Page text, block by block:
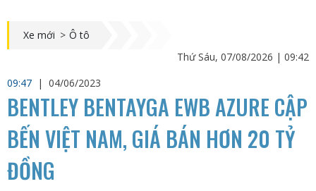
Xe mới > Ô tô
Thứ Sáu, 07/08/2026 | 09:42
09:47 | 04/06/2023
BENTLEY BENTAYGA EWB AZURE CẬP
BẾN VIỆT NAM, GIÁ BÁN HƠN 20 TỶ
ĐỒNG